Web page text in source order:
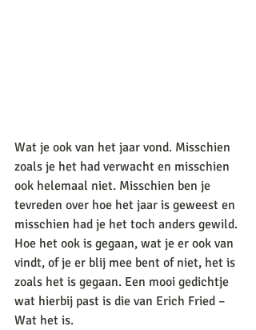
Wat je ook van het jaar vond. Misschien
zoals je het had verwacht en misschien
ook helemaal niet. Misschien ben je
tevreden over hoe het jaar is geweest en
misschien had je het toch anders gewild.
Hoe het ook is gegaan, wat je er ook van
vindt, of je er blij mee bent of niet, het is
zoals het is gegaan. Een mooi gedichtje
wat hierbij past is die van Erich Fried –
Wat het is.